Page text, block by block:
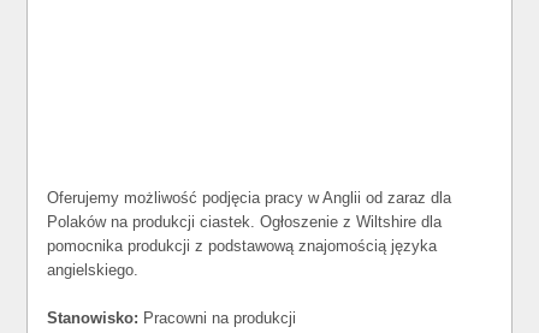
Oferujemy możliwość podjęcia pracy w Anglii od zaraz dla
Polaków na produkcji ciastek. Ogłoszenie z Wiltshire dla
pomocnika produkcji z podstawową znajomością języka
angielskiego.
Stanowisko: Pracowni na produkcji